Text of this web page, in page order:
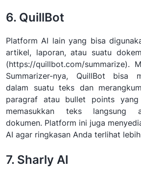
6. QuillBot
Platform AI lain yang bisa
artikel, laporan, atau suatu
(https://quillbot.com/summarize).
Summarizer-nya, QuillBot bisa
dalam suatu teks dan
paragraf atau bullet points
memasukkan teks langsung
dokumen. Platform ini juga
AI agar ringkasan Anda terlihat
7. Sharly AI